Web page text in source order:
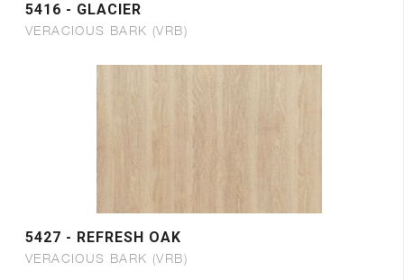
5416 - GLACIER
VERACIOUS BARK (VRB)
5427 - REFRESH OAK
VERACIOUS BARK (VRB)